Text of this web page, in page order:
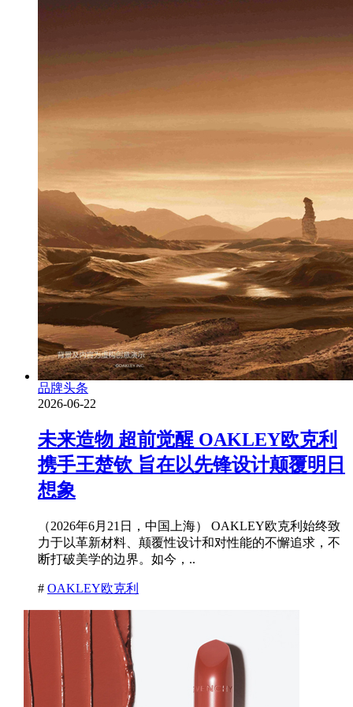
品牌头条
2026-06-22
未来造物 超前觉醒 OAKLEY欧克利
携手王楚钦 旨在以先锋设计颠覆明日
想象
（2026年6月21日，中国上海） OAKLEY欧克利始终致
力于以革新材料、颠覆性设计和对性能的不懈追求，不
断打破美学的边界。如今，..
# OAKLEY欧克利